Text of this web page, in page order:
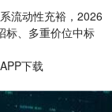
流动性充裕，2026
标、多重价位中标
下载